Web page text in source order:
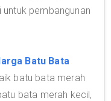
pembangunan
Batu Bata
batu bata merah
bata merah kecil,